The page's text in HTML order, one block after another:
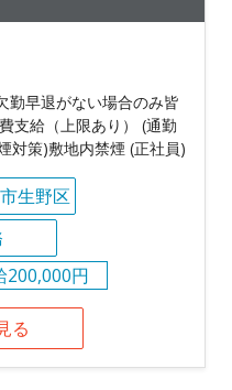
勤早退がない場合のみ皆
支給（上限あり） (通勤
対策)敷地内禁煙 (正社員)
生野区
200,000円
る